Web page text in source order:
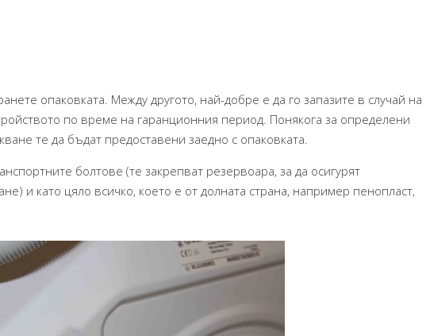
опаковката. Между другото, най-добре е да го запазите в случай на
по време на гаранционния период. Понякога за определени
те да бъдат предоставени заедно с опаковката.
болтове (те закрепват резервоара, за да осигурят
и като цяло всичко, което е от долната страна, например пенопласт,